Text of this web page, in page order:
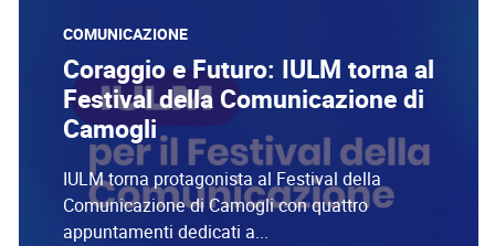
COMUNICAZIONE
Coraggio e Futuro: IULM torna al
Festival della Comunicazione di
Camogli
IULM torna protagonista al Festival della
Comunicazione di Camogli con quattro
appuntamenti dedicati a...